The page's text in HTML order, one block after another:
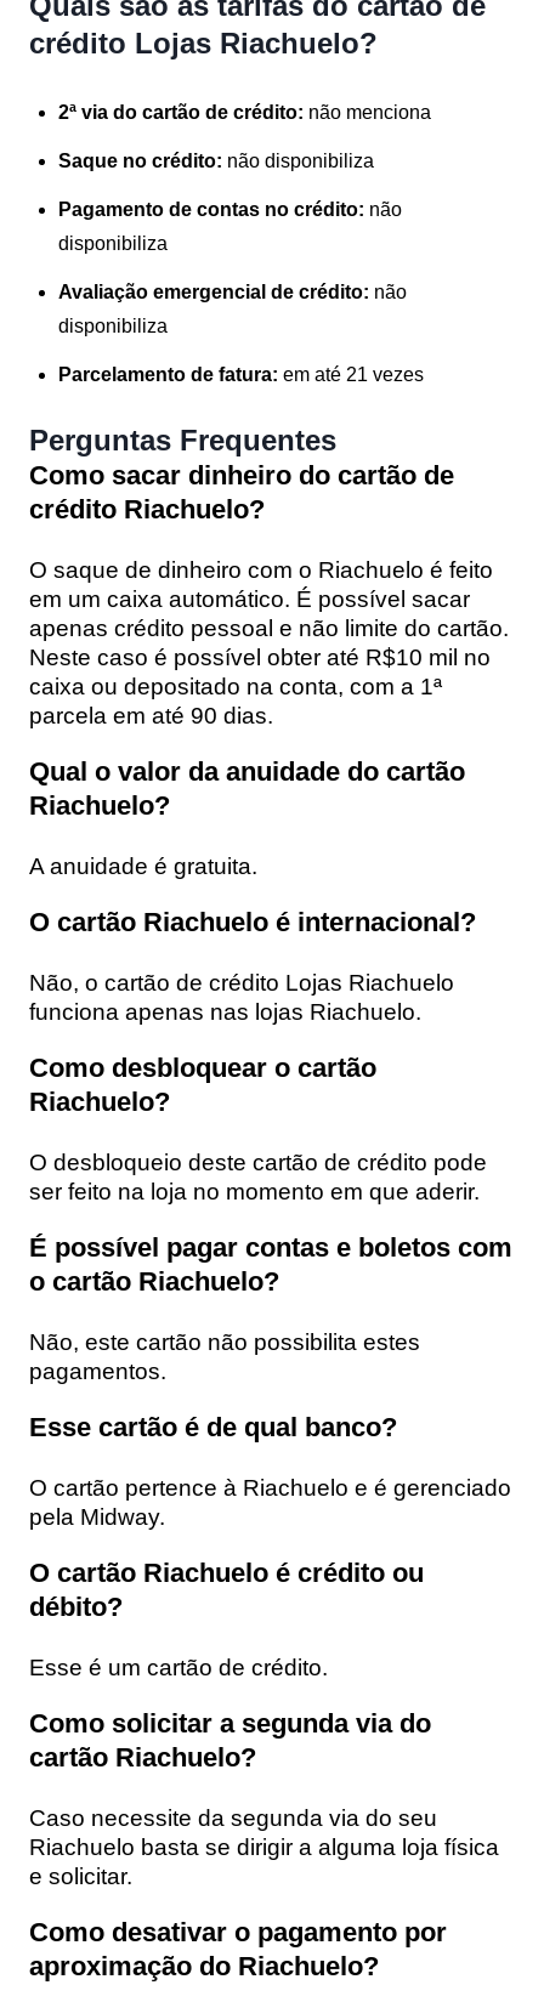
crédito Lojas Riachuelo?
2ª via do cartão de crédito: não menciona
Saque no crédito: não disponibiliza
Pagamento de contas no crédito: não
disponibiliza
Avaliação emergencial de crédito: não
disponibiliza
Parcelamento de fatura: em até 21 vezes
Perguntas Frequentes
Como sacar dinheiro do cartão de
crédito Riachuelo?
O saque de dinheiro com o Riachuelo é feito
em um caixa automático. É possível sacar
apenas crédito pessoal e não limite do cartão.
Neste caso é possível obter até R$10 mil no
caixa ou depositado na conta, com a 1ª
parcela em até 90 dias.
Qual o valor da anuidade do cartão
Riachuelo?
A anuidade é gratuita.
O cartão Riachuelo é internacional?
Não, o cartão de crédito Lojas Riachuelo
funciona apenas nas lojas Riachuelo.
Como desbloquear o cartão
Riachuelo?
O desbloqueio deste cartão de crédito pode
ser feito na loja no momento em que aderir.
É possível pagar contas e boletos com
o cartão Riachuelo?
Não, este cartão não possibilita estes
pagamentos.
Esse cartão é de qual banco?
O cartão pertence à Riachuelo e é gerenciado
pela Midway.
O cartão Riachuelo é crédito ou
débito?
Esse é um cartão de crédito.
Como solicitar a segunda via do
cartão Riachuelo?
Caso necessite da segunda via do seu
Riachuelo basta se dirigir a alguma loja física
e solicitar.
Como desativar o pagamento por
aproximação do Riachuelo?